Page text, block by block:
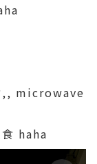
,, microwave
haha